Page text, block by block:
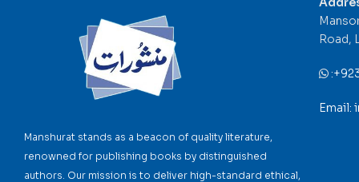
Manshurat stands as a beacon of quality literature,
renowned for publishing books by distinguished
authors. Our mission is to deliver high-standard ethical,
Road,
:
Email: